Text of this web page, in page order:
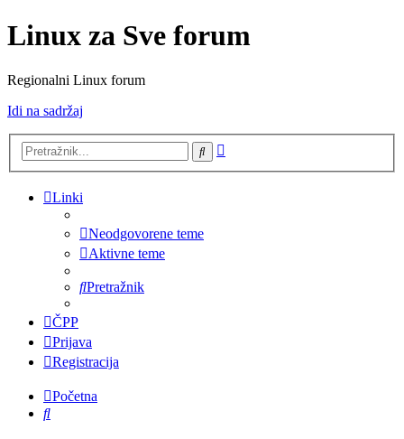
Linux za Sve forum
Regionalni Linux forum
Idi na sadržaj
Pretražnik
Linki
Neodgovorene teme
Aktivne teme
Pretražnik
ČPP
Prijava
Registracija
Početna
Pretražnik